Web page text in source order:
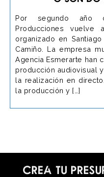
Por segundo año
Producciones
organizado en
Camiño. La empresa
Agencia Esmerarte han
producción audiovisual
la realización en
la producción y […]
Crea tu